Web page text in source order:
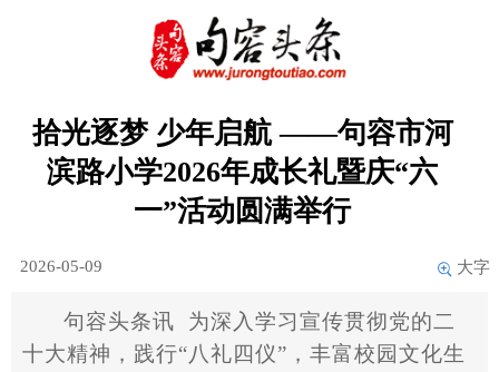
拾光逐梦 少年启航 ——句容市河
滨路小学2026年成长礼暨庆“六
一”活动圆满举行
2026-05-09 大字
句容头条讯 为深入学习宣传贯彻党的二
十大精神，践行“八礼四仪” ，丰富校园文化生